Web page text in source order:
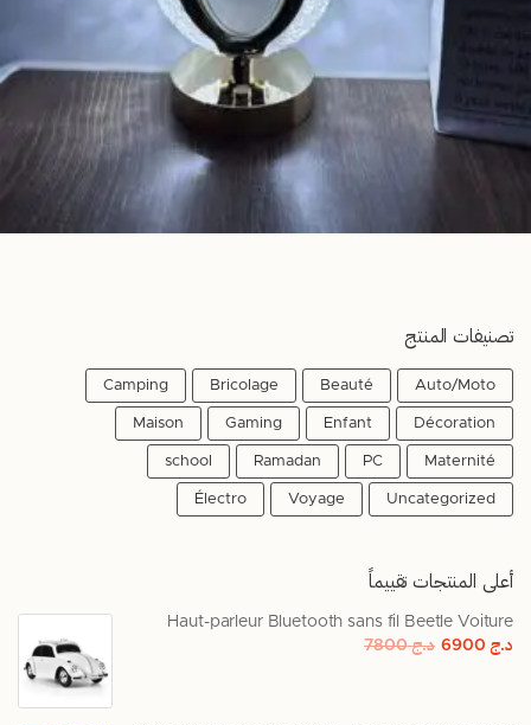
تصنيفات المنتج
Auto/Moto
Beauté
Bricolage
Camping
Décoration
Enfant
Gaming
Maison
Maternité
PC
Ramadan
school
Uncategorized
Voyage
Électro
أعلى المنتجات تقييماً
Haut-parleur Bluetooth sans fil Beetle Voiture
د.ج6900 د.ج7800